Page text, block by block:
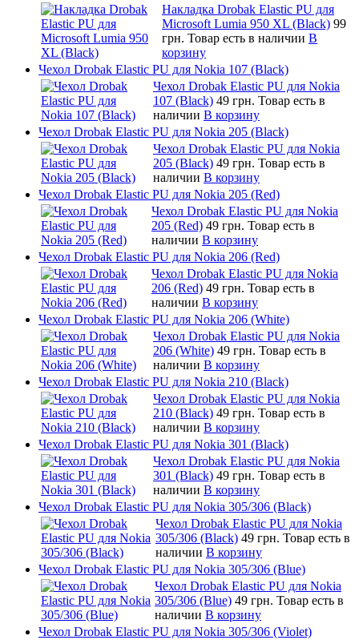
Накладка Drobak Elastic PU для
Microsoft Lumia 950 XL (Black) 99
грн. Товар есть в наличии В
корзину
Чехол Drobak Elastic PU для Nokia 107 (Black)
Чехол Drobak Elastic PU для Nokia
107 (Black) 49 грн. Товар есть в
наличии В корзину
Чехол Drobak Elastic PU для Nokia 205 (Black)
Чехол Drobak Elastic PU для Nokia
205 (Black) 49 грн. Товар есть в
наличии В корзину
Чехол Drobak Elastic PU для Nokia 205 (Red)
Чехол Drobak Elastic PU для Nokia
205 (Red) 49 грн. Товар есть в
наличии В корзину
Чехол Drobak Elastic PU для Nokia 206 (Red)
Чехол Drobak Elastic PU для Nokia
206 (Red) 49 грн. Товар есть в
наличии В корзину
Чехол Drobak Elastic PU для Nokia 206 (White)
Чехол Drobak Elastic PU для Nokia
206 (White) 49 грн. Товар есть в
наличии В корзину
Чехол Drobak Elastic PU для Nokia 210 (Black)
Чехол Drobak Elastic PU для Nokia
210 (Black) 49 грн. Товар есть в
наличии В корзину
Чехол Drobak Elastic PU для Nokia 301 (Black)
Чехол Drobak Elastic PU для Nokia
301 (Black) 49 грн. Товар есть в
наличии В корзину
Чехол Drobak Elastic PU для Nokia 305/306 (Black)
Чехол Drobak Elastic PU для Nokia
305/306 (Black) 49 грн. Товар есть в
наличии В корзину
Чехол Drobak Elastic PU для Nokia 305/306 (Blue)
Чехол Drobak Elastic PU для Nokia
305/306 (Blue) 49 грн. Товар есть в
наличии В корзину
Чехол Drobak Elastic PU для Nokia 305/306 (Violet)